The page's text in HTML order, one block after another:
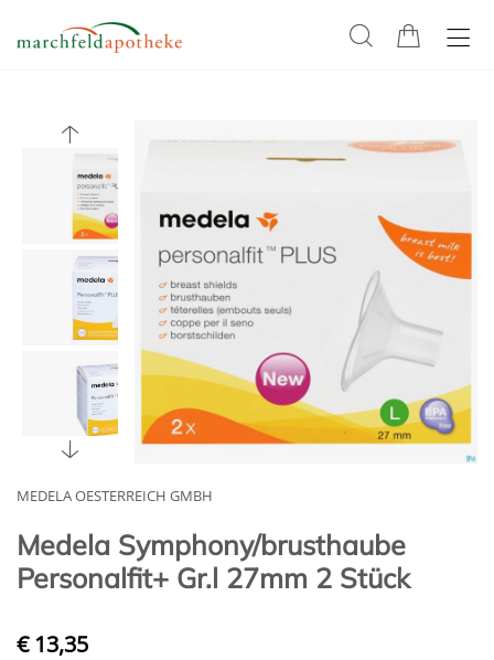
MEDELA OESTERREICH GMBH
Medela Symphony/brusthaube
Personalfit+ Gr.l 27mm 2 Stück
€ 13,35